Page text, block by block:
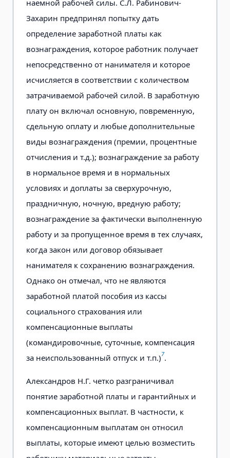
наемной рабочей силы. С.Л. Рабинович-
Захарин предпринял попытку дать
определение заработной платы как
вознаграждения, которое работник получает
непосредственно от нанимателя и которое
исчисляется в соответствии с количеством
затрачиваемой рабочей силой. В заработную
плату он включал основную, повременную,
сдельную оплату и любые дополнительные
виды вознаграждения (премии, процентные
отчисления и т.д.); вознаграждение за работу
в нормальное время и в нормальных
условиях и доплаты за сверхурочную,
праздничную, ночную, вредную работу;
вознаграждение за фактически выполненную
работу и за пропущенное время в тех случаях,
когда закон или договор обязывает
нанимателя к сохранению вознаграждения.
Однако он отмечал, что не являются
заработной платой пособия из кассы
социального страхования или
компенсационные выплаты
(командировочные, суточные, компенсация
за неиспользованный отпуск и т.п.)7.
Александров Н.Г. четко разграничивал
понятие заработной платы и гарантийных и
компенсационных выплат. В частности, к
компенсационным выплатам он относил
выплаты, которые имеют целью возместить